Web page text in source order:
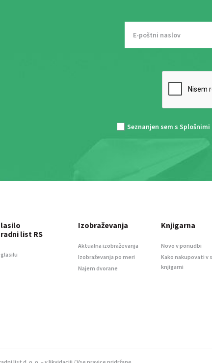
Seznanjen sem s Splošnimi
list RS
Izobraževanja
Aktualna izobraževanja
Izobraževanja po meri
Najem dvorane
Knjigarna
Novo v ponudbi
Kako nakupovati v
knjigarni